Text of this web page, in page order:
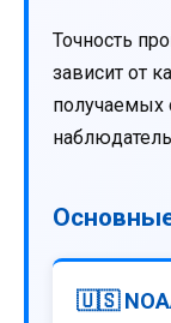
Точность
зависит от
получаемых
🇺🇸